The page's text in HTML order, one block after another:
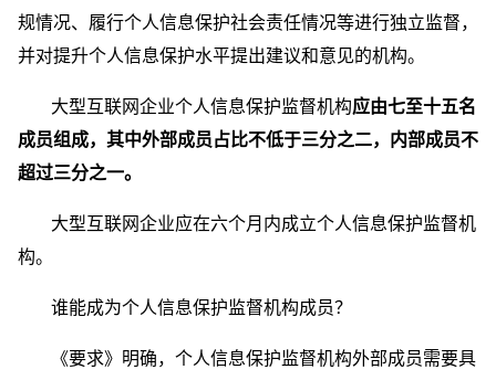
规情况、履行个人信息保护社会责任情况等进行独立监督，
并对提升个人信息保护水平提出建议和意见的机构。
大型互联网企业个人信息保护监督机构应由七至十五名
成员组成，其中外部成员占比不低于三分之二，内部成员不
超过三分之一。
大型互联网企业应在六个月内成立个人信息保护监督机
构。
谁能成为个人信息保护监督机构成员？
《要求》明确，个人信息保护监督机构外部成员需要具